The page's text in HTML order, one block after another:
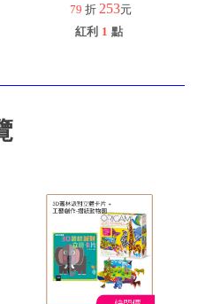
79 折 253元
紅利 1 點